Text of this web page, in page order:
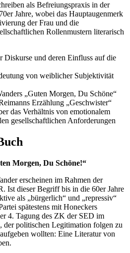
als Befreiungspraxis in der
Jahre, wobei das Hauptaugenmerk
der Frau und die
Rollenmustern literarisch
Diskurse und deren Einfluss auf die
von weiblicher Subjektivität
„Guten Morgen, Du Schöne“
Erzählung „Geschwister“
das Verhältnis von emotionalem
gesellschaftlichen Anforderungen
Morgen, Du Schöne!“
erscheinen im Rahmen der
Ist dieser Begriff bis in die 60er Jahre
als „bürgerlich“ und „repressiv“
spätestens mit Honeckers
4. Tagung des ZK der SED im
der politischen Legitimation folgen zu
wollten: Eine Literatur von